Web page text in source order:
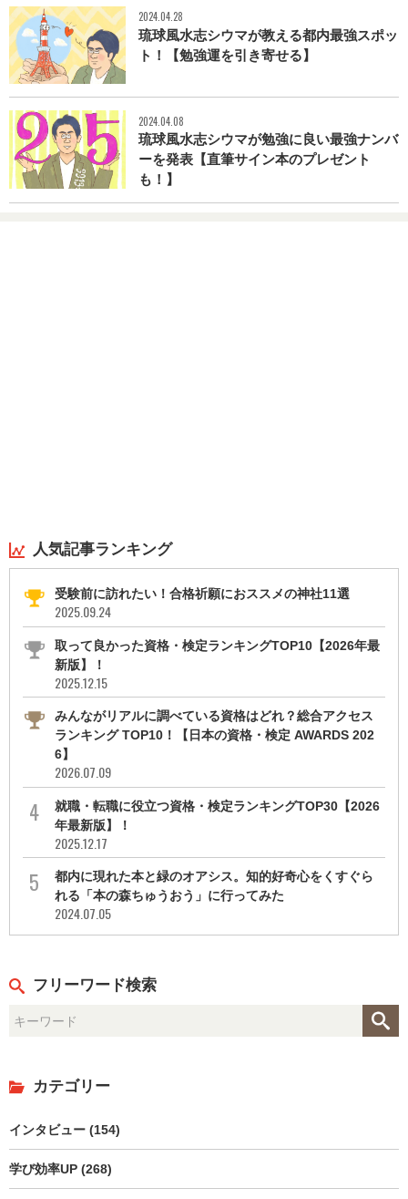
2024.04.28
琉球風水志シウマが教える都内最強スポッ
ト！【勉強運を引き寄せる】
2024.04.08
琉球風水志シウマが勉強に良い最強ナンバ
ーを発表【直筆サイン本のプレゼント
も！】
人気記事ランキング
受験前に訪れたい！合格祈願におススメの神社11選
2025.09.24
取って良かった資格・検定ランキングTOP10【2026年最
新版】！
2025.12.15
みんながリアルに調べている資格はどれ？総合アクセス
ランキング TOP10！【日本の資格・検定 AWARDS 202
6】
2026.07.09
就職・転職に役立つ資格・検定ランキングTOP30【2026
年最新版】！
2025.12.17
都内に現れた本と緑のオアシス。知的好奇心をくすぐら
れる「本の森ちゅうおう」に行ってみた
2024.07.05
フリーワード検索
カテゴリー
インタビュー (154)
学び効率UP (268)